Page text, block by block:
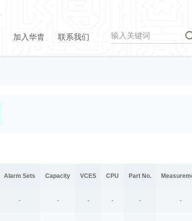
加入华胄 联系我们
Alarm Sets Capacity VCES CPU Part No.
- - - - - -